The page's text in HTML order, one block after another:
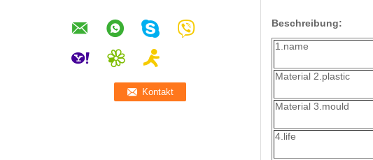
Beschreibung:
1.name
Material 2.plastic
Material 3.mould
4.life